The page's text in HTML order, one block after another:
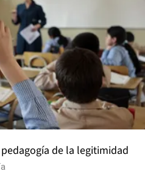
de la legitimidad